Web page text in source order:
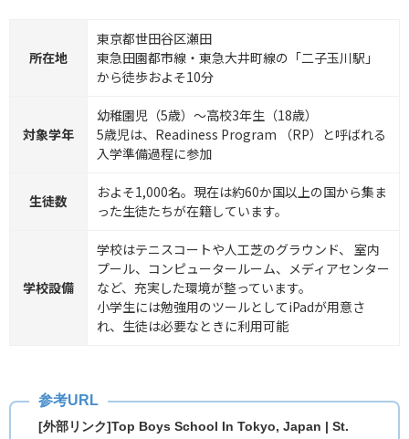
所在地
東京都世田谷区瀬田
東急田園都市線・東急大井町線の「二子玉川駅」
から徒歩およそ10分
対象学年
幼稚園児（5歳）～高校3年生（18歳）
5歳児は、Readiness Program （RP）と呼ばれる
入学準備過程に参加
生徒数
およそ1,000名。現在は約60か国以上の国から集ま
った生徒たちが在籍しています。
学校設備
学校はテニスコートや人工芝のグラウンド、 室内
プール、コンピュータールーム、メディアセンター
など、充実した環境が整っています。
小学生には勉強用のツールとしてiPadが用意さ
れ、生徒は必要なときに利用可能
[外部リンク]Top Boys School In Tokyo, Japan | St.